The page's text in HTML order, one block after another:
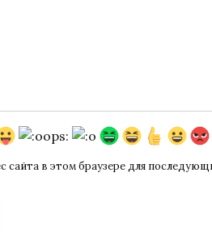
сайта в этом браузере для